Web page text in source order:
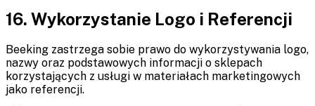
16. Wykorzystanie Logo i Referencji
Beeking zastrzega sobie prawo do wykorzystywania logo,
nazwy oraz podstawowych informacji o sklepach
korzystających z usługi w materiałach marketingowych
jako referencji.